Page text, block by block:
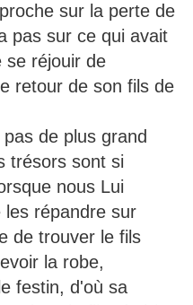
sur la perte de
pas sur ce qui avait
se réjouir de
retour de son fils de
de plus grand
trésors sont si
nous Lui
les répandre sur
de trouver le fils
la robe,
festin, d'où sa